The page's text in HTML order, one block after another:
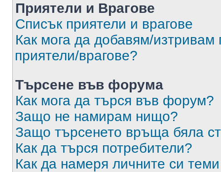
Приятели и Врагове
Списък приятели и врагове
Как мога да добавям/изтривам
приятели/врагове?
Търсене във форума
Как мога да търся във форум?
Защо не намирам нищо?
Защо търсенето връща бяла
Как да търся потребители?
Как да намеря личните си